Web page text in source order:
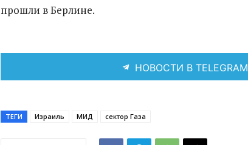
прошли в Берлине.
НОВОСТИ В TELEGRAM
ТЕГИ Израиль МИД сектор Газа